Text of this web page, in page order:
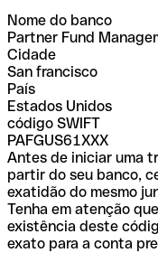
Nome do banco
Partner Fund
Cidade
San francisco
País
Estados Unidos
código SWIFT
PAFGUS61XXX
Antes de iniciar uma
partir do seu banco,
exatidão do mesmo
Tenha em atenção
existência deste
exato para a conta